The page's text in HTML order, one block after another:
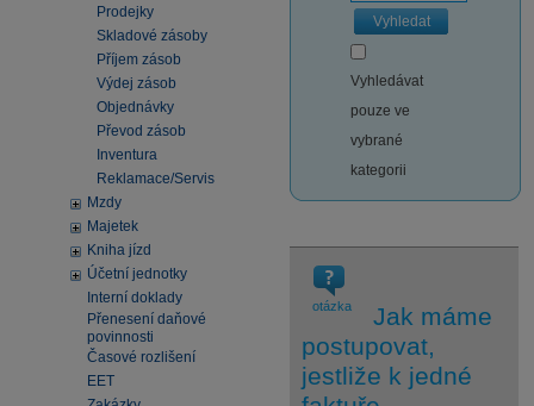
Prodejky
Skladové zásoby
Příjem zásob
Výdej zásob
Objednávky
Převod zásob
Inventura
Reklamace/Servis
Mzdy
Majetek
Kniha jízd
Účetní jednotky
Interní doklady
Přenesení daňové
povinnosti
Časové rozlišení
EET
Vyhledat
Vyhledávat
pouze ve
vybrané
kategorii
otázka
Jak máme
postupovat,
jestliže k jedné